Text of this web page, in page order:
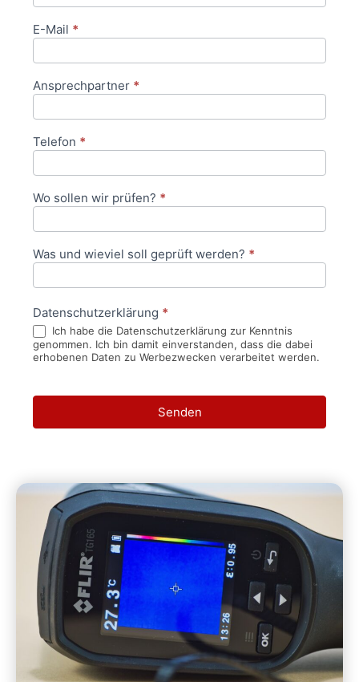
E-Mail *
Ansprechpartner *
Telefon *
Wo sollen wir prüfen? *
Was und wieviel soll geprüft werden? *
Datenschutzerklärung *
Ich habe die Datenschutzerklärung zur Kenntnis
genommen. Ich bin damit einverstanden, dass die dabei
erhobenen Daten zu Werbezwecken verarbeitet werden.
Senden